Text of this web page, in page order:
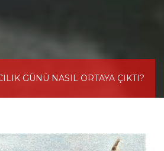
GÜNÜ NASIL ORTAYA ÇIKTI?